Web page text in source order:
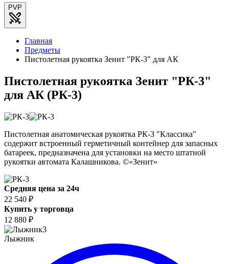
PVP
Главная
Предметы
Пистолетная рукоятка Зенит "РК-3" для АК
Пистолетная рукоятка Зенит "РК-3"
для АК (РК-3)
Пистолетная анатомическая рукоятка РК-3 "Классика"
содержит встроенный герметичный контейнер для запасных
батареек, предназначена для установки на место штатной
рукоятки автомата Калашникова. ©«Зенит»
Средняя цена за 24ч
22 540 ₽
Купить у торговца
12 880 ₽
3
Лыжник